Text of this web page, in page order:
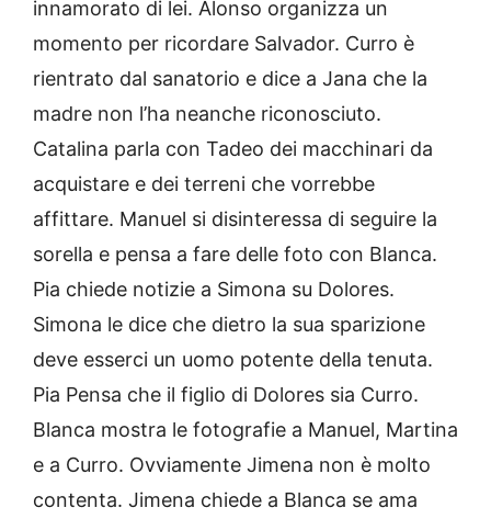
innamorato di lei. Alonso organizza un
momento per ricordare Salvador. Curro è
rientrato dal sanatorio e dice a Jana che la
madre non l’ha neanche riconosciuto.
Catalina parla con Tadeo dei macchinari da
acquistare e dei terreni che vorrebbe
affittare. Manuel si disinteressa di seguire la
sorella e pensa a fare delle foto con Blanca.
Pia chiede notizie a Simona su Dolores.
Simona le dice che dietro la sua sparizione
deve esserci un uomo potente della tenuta.
Pia Pensa che il figlio di Dolores sia Curro.
Blanca mostra le fotografie a Manuel, Martina
e a Curro. Ovviamente Jimena non è molto
contenta. Jimena chiede a Blanca se ama